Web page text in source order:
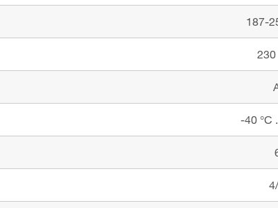
187-
230
-40 °C